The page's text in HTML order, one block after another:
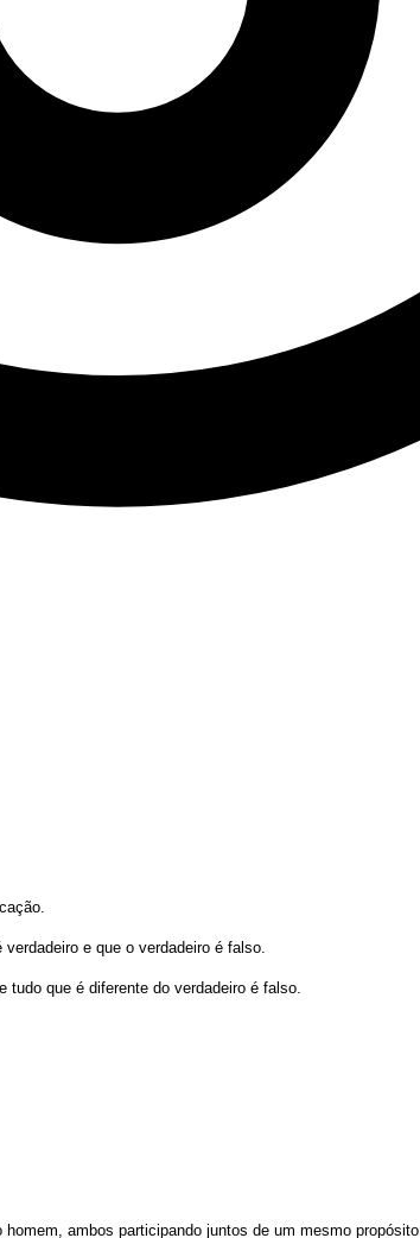
e que o verdadeiro é falso.
que é diferente do verdadeiro é falso.
ambos participando juntos de um mesmo propósito.